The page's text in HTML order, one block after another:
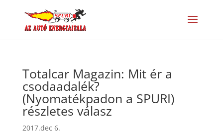
Totalcar Magazin: Mit ér a
csodaadalék?
(Nyomatékpadon a SPURI)
részletes válasz
2017.dec 6.